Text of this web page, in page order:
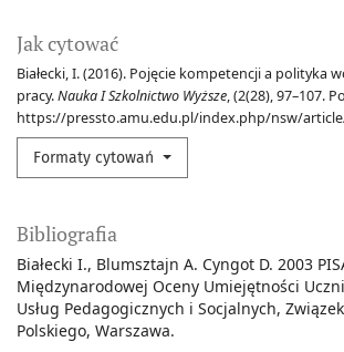
Jak cytować
Białecki, I. (2016). Pojęcie kompetencji a polityka
pracy.Nauka I Szkolnictwo Wyższe, (2(28), 97–107.
https://pressto.amu.edu.pl/index.php/nsw/
Formaty cytowań
Bibliografia
Białecki I., Blumsztajn A. Cyngot D. 2003
Międzynarodowej Oceny Umiejętności
Usług Pedagogicznych i Socjalnych,
Polskiego, Warszawa.